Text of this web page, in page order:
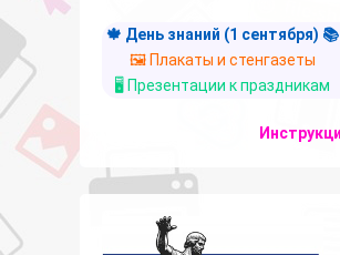
🍁 День знаний (1 сентября) 📚
🖼️ Плакаты и стенгазеты
🖥️ Презентации к праздникам